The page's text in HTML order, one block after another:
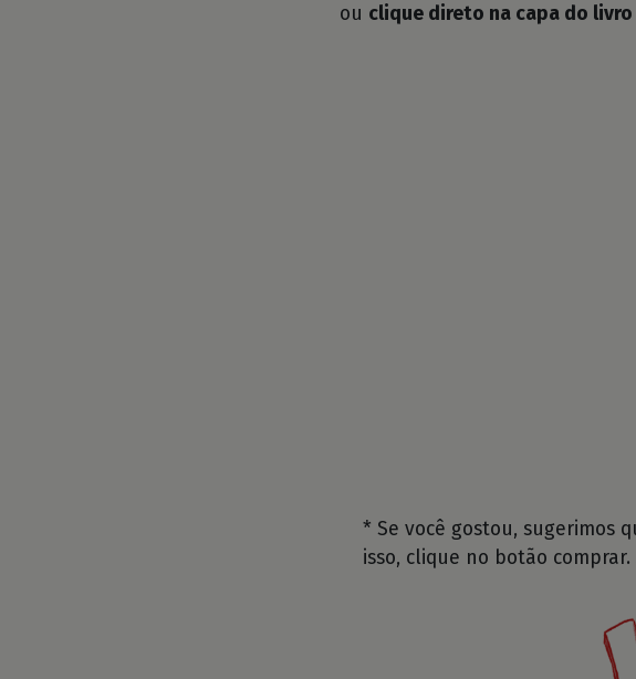
ou clique direto na capa do livro
* Se você gostou, sugerimos
isso, clique no botão